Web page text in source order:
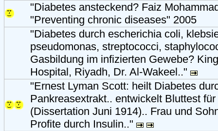
"Diabetes ansteckend? Faiz
"Preventing chronic diseases" 2005
"Diabetes durch escherichia coli,
pseudomonas, streptococci,
Gasbildung im infizierten Gewebe?
Hospital, Riyadh, Dr. Al-Wakeel.."
"Ernest Lyman Scott: heilt Diabetes
Pankreasextrakt.. entwickelt Bluttest
(Dissertation Juni 1914).. Frau und
Profite durch Insulin.."